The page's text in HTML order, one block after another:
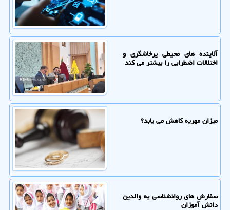
آلاینده های محیطی پرخاشگری و
اختلالات اضطرابی را بیشتر می کند
میزان مهریه کاهش می یابد؟
سفارش های روانشناسی به والدین
دانش آموزان